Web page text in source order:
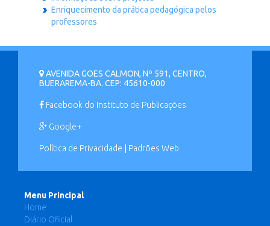
Enriquecimento da prática pedagógica pelos
professores
AVENIDA GOES CALMON, Nº 591, CENTRO,
BUERAREMA-BA. CEP: 45610-000
Facebook do Instituto de Publicações
Google+
Política de Privacidade Padrões Web
Menu Principal
Home
Diário Oficial